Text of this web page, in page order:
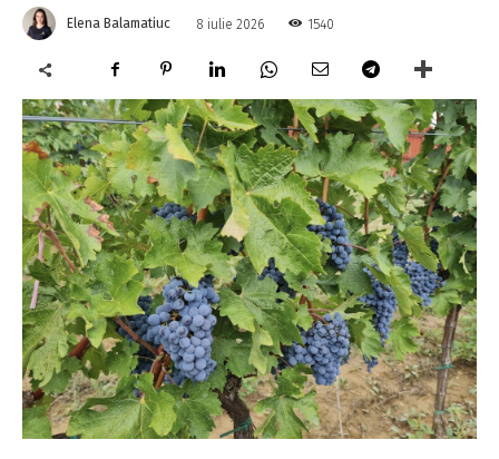
Elena Balamatiuc 8 iulie 2026 1540